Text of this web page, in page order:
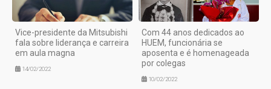
Vice-presidente da Mitsubishi
fala sobre liderança e carreira
em aula magna
14/02/2022
Com 44 anos dedicados ao
HUEM, funcionária se
aposenta e é homenageada
por colegas
10/02/2022